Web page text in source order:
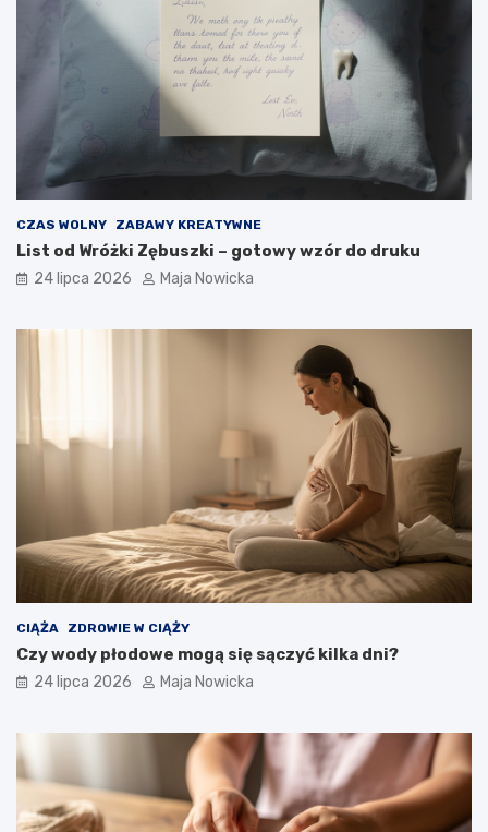
CZAS WOLNY ZABAWY KREATYWNE
List od Wróżki Zębuszki – gotowy wzór do druku
24 lipca 2026 Maja Nowicka
CIĄŻA ZDROWIE W CIĄŻY
Czy wody płodowe mogą się sączyć kilka dni?
24 lipca 2026 Maja Nowicka